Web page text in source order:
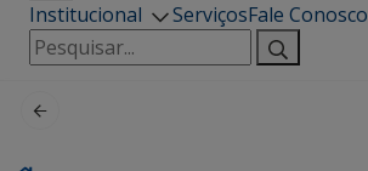
Institucional ServiçosFale Conosco
Pesquisar
por: